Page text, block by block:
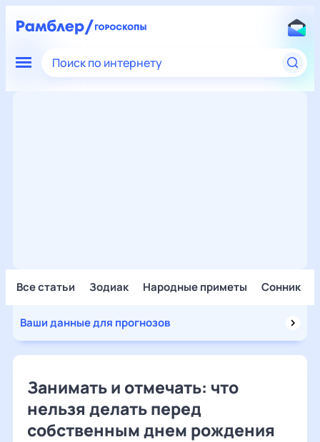
Поиск по интернету
Все статьи Зодиак Народные приметы Сонник
Ваши данные для прогнозов
Занимать и отмечать: что
нельзя делать перед
собственным днем рождения